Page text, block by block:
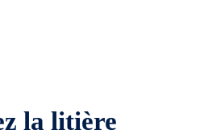
la litière